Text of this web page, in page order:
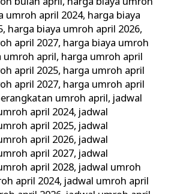
umroh april 2024, harga biaya
, harga biaya umroh april 2026,
april 2027, harga biaya umroh
umroh april, harga umroh april
april 2025, harga umroh april
april 2027, harga umroh april
umroh april, jadwal
april 2024, jadwal
april 2025, jadwal
april 2026, jadwal
april 2027, jadwal
april 2028, jadwal umroh
april 2024, jadwal umroh april